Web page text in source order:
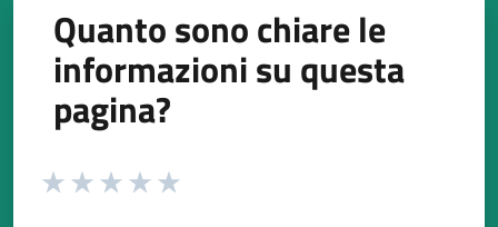
Quanto sono chiare le
informazioni su questa
pagina?
Valuta da 1 a 5 stelle la pagina